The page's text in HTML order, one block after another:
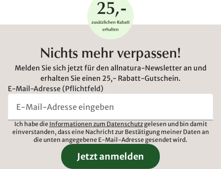
Nichts mehr verpassen!
Melden Sie sich jetzt für den allnatura-Newsletter an und
erhalten Sie einen 25,- Rabatt-Gutschein.
E-Mail-Adresse (Pflichtfeld)
Ich habe die Informationen zum Datenschutzgelesen und bin damit
einverstanden, dass eine Nachricht zur Bestätigung meiner Daten an
die unten angegebene E-Mail-Adresse gesendet wird.
Jetzt anmelden